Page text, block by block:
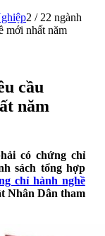
2 / 22 ngành
mới nhất năm
cầu
năm
có chứng chỉ
sách tổng hợp
chỉ hành nghề
Nhân Dân tham